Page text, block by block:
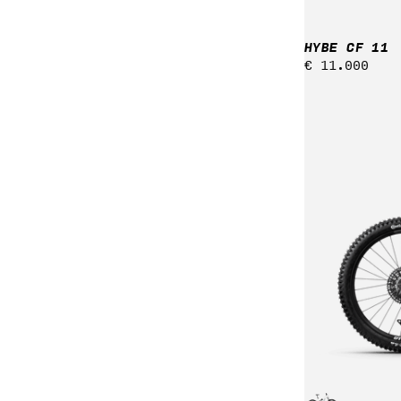
HYBE CF 11
Regulärer
€ 11.000